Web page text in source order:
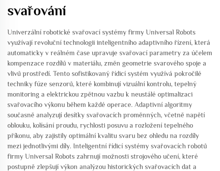
svařování
Univerzální robotické svařovací systémy firmy Universal Robots
využívají revoluční technologii inteligentního adaptivního řízení, která
automaticky v reálném čase upravuje svařovací parametry za účelem
kompenzace rozdílů v materiálu, změn geometrie svarového spoje a
vlivů prostředí. Tento sofistikovaný řídicí systém využívá pokročilé
techniky fúze senzorů, které kombinují vizuální kontrolu, tepelný
monitoring a elektrickou zpětnou vazbu k neustálé optimalizaci
svařovacího výkonu během každé operace. Adaptivní algoritmy
současně analyzují desítky svařovacích proměnných, včetně napětí
oblouku, kolísání proudu, rychlosti posuvu a rozložení tepelného
příkonu, aby zajistily optimální kvalitu svaru bez ohledu na rozdíly
mezi jednotlivými díly. Inteligentní řídicí systémy svařovacích robotů
firmy Universal Robots zahrnují možnosti strojového učení, které
postupně zlepšují výkon analýzou historických svařovacích dat a